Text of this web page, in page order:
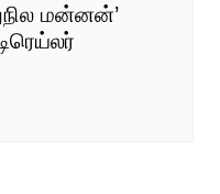
மன்னன்’